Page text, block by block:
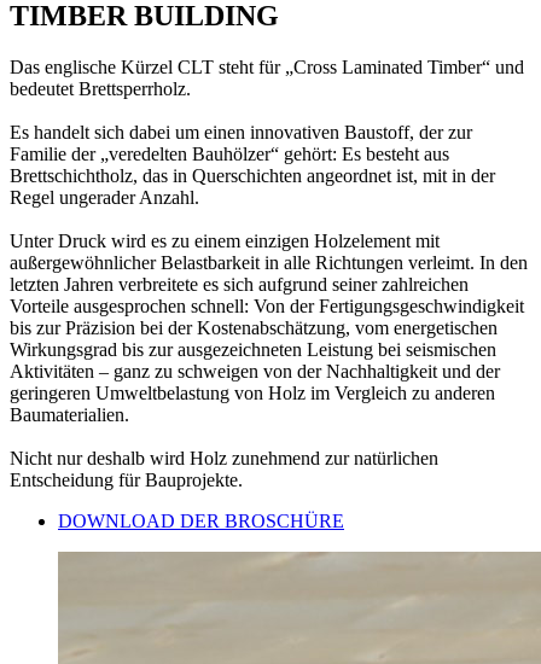
TIMBER BUILDING
Das englische Kürzel CLT steht für „Cross Laminated Timber“ und
bedeutet Brettsperrholz.
Es handelt sich dabei um einen innovativen Baustoff, der zur
Familie der „veredelten Bauhölzer“ gehört: Es besteht aus
Brettschichtholz, das in Querschichten angeordnet ist, mit in der
Regel ungerader Anzahl.
Unter Druck wird es zu einem einzigen Holzelement mit
außergewöhnlicher Belastbarkeit in alle Richtungen verleimt. In den
letzten Jahren verbreitete es sich aufgrund seiner zahlreichen
Vorteile ausgesprochen schnell: Von der Fertigungsgeschwindigkeit
bis zur Präzision bei der Kostenabschätzung, vom energetischen
Wirkungsgrad bis zur ausgezeichneten Leistung bei seismischen
Aktivitäten – ganz zu schweigen von der Nachhaltigkeit und der
geringeren Umweltbelastung von Holz im Vergleich zu anderen
Baumaterialien.
Nicht nur deshalb wird Holz zunehmend zur natürlichen
Entscheidung für Bauprojekte.
DOWNLOAD DER BROSCHÜRE